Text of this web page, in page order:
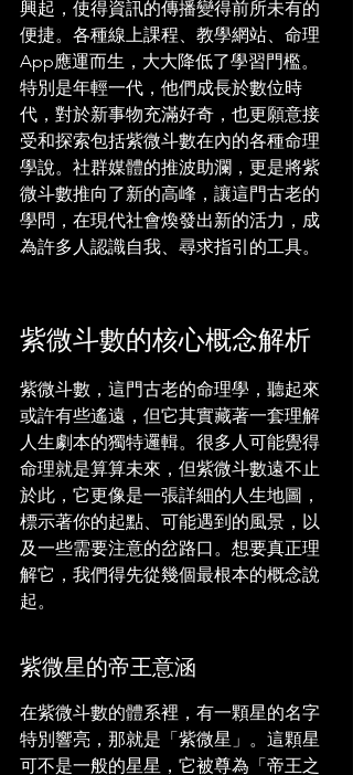
興起，使得資訊的傳播變得前所未有的
便捷。各種線上課程、教學網站、命理
App應運而生，大大降低了學習門檻。
特別是年輕一代，他們成長於數位時
代，對於新事物充滿好奇，也更願意接
受和探索包括紫微斗數在內的各種命理
學說。社群媒體的推波助瀾，更是將紫
微斗數推向了新的高峰，讓這門古老的
學問，在現代社會煥發出新的活力，成
為許多人認識自我、尋求指引的工具。
紫微斗數的核心概念解析
紫微斗數，這門古老的命理學，聽起來
或許有些遙遠，但它其實藏著一套理解
人生劇本的獨特邏輯。很多人可能覺得
命理就是算算未來，但紫微斗數遠不止
於此，它更像是一張詳細的人生地圖，
標示著你的起點、可能遇到的風景，以
及一些需要注意的岔路口。想要真正理
解它，我們得先從幾個最根本的概念說
起。
紫微星的帝王意涵
在紫微斗數的體系裡，有一顆星的名字
特別響亮，那就是「紫微星」。這顆星
可不是一般的星星，它被尊為「帝王之